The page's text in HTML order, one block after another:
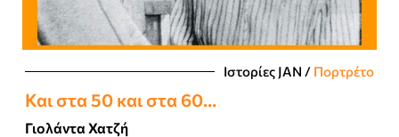
Ιστορίες JΑΝ / Πορτρέτο
Και στα 50 και στα 60…
Γιολάντα Χατζή